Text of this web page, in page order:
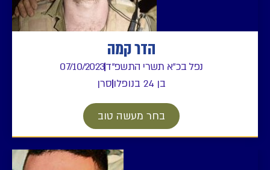
הדר קמה
נפל בכ"א תשרי התשפ"ד07/10/2023
בן 24 בנופלו
סרן
בחר מעשה טוב